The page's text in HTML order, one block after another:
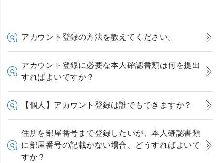
アカウント登録の方法を教えてください。
アカウント登録に必要な本人確認書類は何を提出
すればよいですか？
【個人】アカウント登録は誰でもできますか？
住所を部屋番号まで登録したいが、本人確認書類
に部屋番号の記載がない場合、どうすればよいで
すか？